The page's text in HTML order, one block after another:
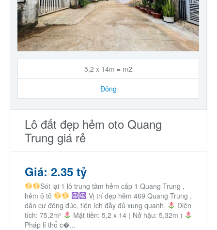
5,2 x 14m = m2
Đông
Lô đất đẹp hẻm oto Quang
Trung giá rẻ
Giá: 2.35 tỷ
Sót lại 1 lô trung tâm hẻm cấp 1 Quang Trung ,
hẻm ô tô
Vị trí đẹp hẻm 469 Quang Trung ,
dân cư đông đúc, tiện ích đầy đủ xung quanh.
Diện
tích: 75,2m²
Mặt tiền: 5,2 x 14 ( Nở hậu: 5,32m )
Pháp lí thổ c�...